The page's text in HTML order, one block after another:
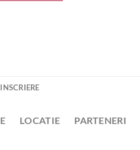
LOCATIE PARTENERI